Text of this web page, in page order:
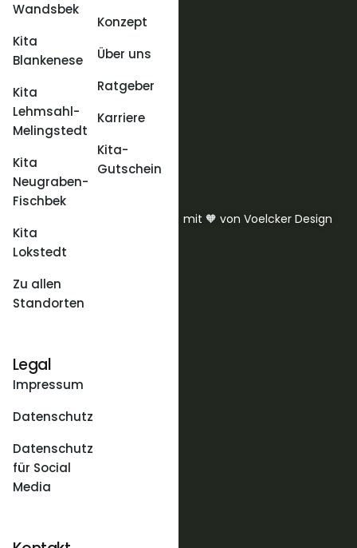
Wandsbek
Kita
Blankenese
Kita
Lehmsahl-
Melingstedt
Kita
Neugraben-
Fischbek
Kita
Lokstedt
Zu allen
Standorten
Konzept
Über uns
Ratgeber
Karriere
Kita-
Gutschein
Legal
Impressum
Datenschutz
Datenschutz
für Social
Media
mit 🧡 von Voelcker Design